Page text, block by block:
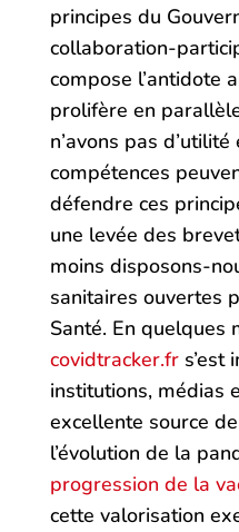
principes du
collaboration-
compose l’antidote
prolifère en
n’avons pas
compétences
défendre ces
une levée des
moins disposons-
sanitaires ouvertes
Santé. En quelques
covidtracker.frs’est
institutions, médias
excellente source
l’évolution de la
progression de la
cette valorisation